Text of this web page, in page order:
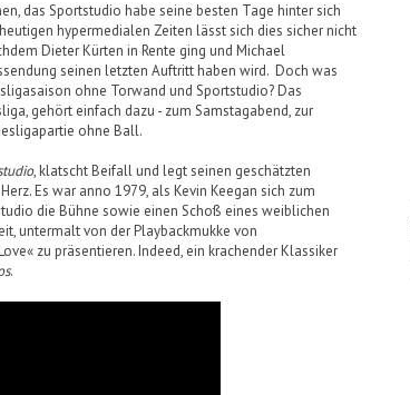
das Sportstudio habe seine besten Tage hinter sich
hypermedialen Zeiten lässt sich dies sicher nicht
Dieter Kürten in Rente ging und Michael
seinen letzten Auftritt haben wird. Doch was
ohne Torwand und Sportstudio? Das
gehört einfach dazu - zum Samstagabend, zur
ohne Ball.
, klatscht Beifall und legt seinen geschätzten
Es war anno 1979, als Kevin Keegan sich zum
die Bühne sowie einen Schoß eines weiblichen
untermalt von der Playbackmukke von
zu präsentieren. Indeed, ein krachender Klassiker
.